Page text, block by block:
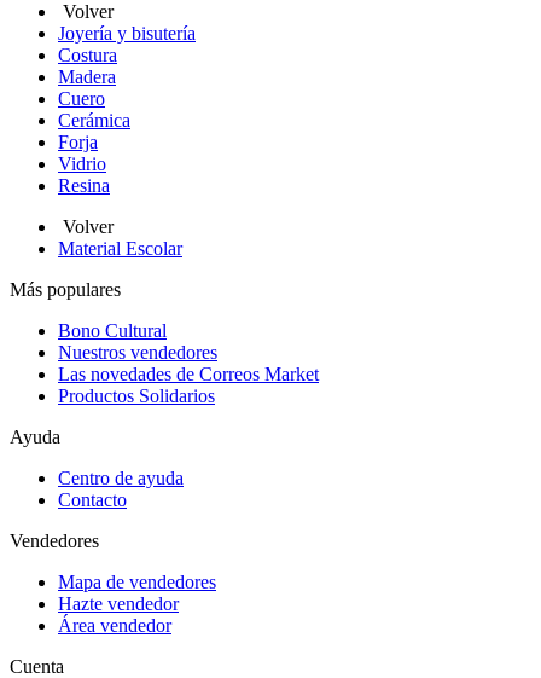
Volver
Joyería y bisutería
Costura
Madera
Cuero
Cerámica
Forja
Vidrio
Resina
Volver
Material Escolar
Más populares
Bono Cultural
Nuestros vendedores
Las novedades de Correos Market
Productos Solidarios
Ayuda
Centro de ayuda
Contacto
Vendedores
Mapa de vendedores
Hazte vendedor
Área vendedor
Cuenta